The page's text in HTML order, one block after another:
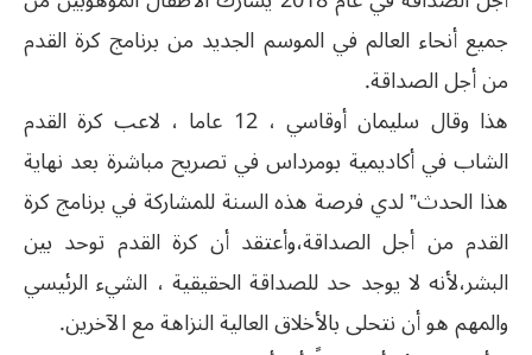
جميع أنحاء العالم في الموسم الجديد من برنامج كرة القدم
من أجل الصداقة.
هذا وقال سليمان أوقاسي ، 12 عاما ، لاعب كرة القدم
الشاب في أكاديمية بومرداس في تصريح مباشرة بعد نهاية
هذا الحدث” لدي فرصة هذه السنة للمشاركة في برنامج كرة
القدم من أجل الصداقة،وأعتقد أن كرة القدم توحد بين
البشر،لأنه لا يوجد حد للصداقة الحقيقية ، الشيء الرئيسي
والمهم هو أن نتحلى بالأخلاق العالية النزاهة مع الآخرين.